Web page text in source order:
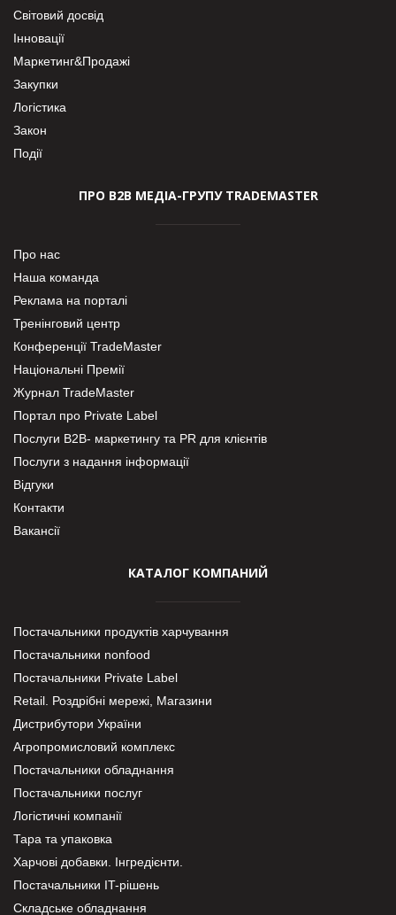
Світовий досвід
Інновації
Маркетинг&Продажі
Закупки
Логістика
Закон
Події
ПРО В2В МЕДІА-ГРУПУ TRADEMASTER
Про нас
Наша команда
Реклама на порталі
Тренінговий центр
Конференції TradeMaster
Національні Премії
Журнал TradeMaster
Портал про Private Label
Послуги В2В- маркетингу та PR для клієнтів
Послуги з надання інформації
Відгуки
Контакти
Вакансії
КАТАЛОГ КОМПАНИЙ
Постачальники продуктів харчування
Постачальники nonfood
Постачальники Private Label
Retail. Роздрібні мережі, Магазини
Дистрибутори України
Агропромисловий комплекс
Постачальники обладнання
Постачальники послуг
Логістичні компанії
Тара та упаковка
Харчові добавки. Інгредієнти.
Постачальники IT-рішень
Складське обладнання